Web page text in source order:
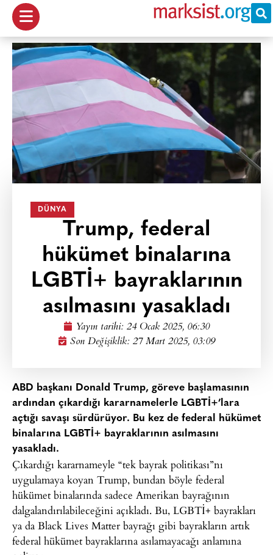
DÜNYA
Trump, federal
hükümet binalarına
LGBTİ+ bayraklarının
asılmasını yasakladı
Yayın tarihi: 24 Ocak 2025, 06:30
Son Değişiklik: 27 Mart 2025, 03:09
ABD başkanı Donald Trump, göreve başlamasının
ardından çıkardığı kararnamelerle LGBTİ+’lara
açtığı savaşı sürdürüyor. Bu kez de federal hükümet
binalarına LGBTİ+ bayraklarının asılmasını
yasakladı.
Çıkardığı kararnameyle “tek bayrak politikası”nı
uygulamaya koyan Trump, bundan böyle federal
hükümet binalarında sadece Amerikan bayrağının
dalgalandırılabileceğini açıkladı. Bu, LGBTİ+ bayrakları
ya da Black Lives Matter bayrağı gibi bayrakların artık
federal hükümet bayraklarına asılamayacağı anlamına